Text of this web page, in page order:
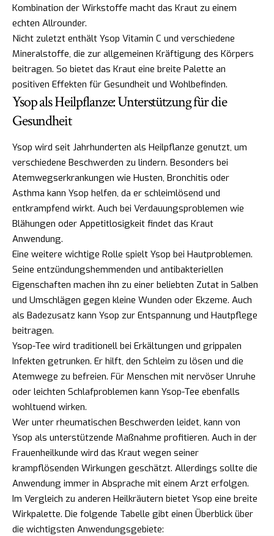
Kombination der Wirkstoffe macht das Kraut zu einem
echten Allrounder.
Nicht zuletzt enthält Ysop Vitamin C und verschiedene
Mineralstoffe, die zur allgemeinen Kräftigung des Körpers
beitragen. So bietet das Kraut eine breite Palette an
positiven Effekten für Gesundheit und Wohlbefinden.
Ysop als Heilpflanze: Unterstützung für die
Gesundheit
Ysop wird seit Jahrhunderten als Heilpflanze genutzt, um
verschiedene Beschwerden zu lindern. Besonders bei
Atemwegserkrankungen wie Husten, Bronchitis oder
Asthma kann Ysop helfen, da er schleimlösend und
entkrampfend wirkt. Auch bei Verdauungsproblemen wie
Blähungen oder Appetitlosigkeit findet das Kraut
Anwendung.
Eine weitere wichtige Rolle spielt Ysop bei Hautproblemen.
Seine entzündungshemmenden und antibakteriellen
Eigenschaften machen ihn zu einer beliebten Zutat in Salben
und Umschlägen gegen kleine Wunden oder Ekzeme. Auch
als Badezusatz kann Ysop zur Entspannung und Hautpflege
beitragen.
Ysop-Tee wird traditionell bei Erkältungen und grippalen
Infekten getrunken. Er hilft, den Schleim zu lösen und die
Atemwege zu befreien. Für Menschen mit nervöser Unruhe
oder leichten Schlafproblemen kann Ysop-Tee ebenfalls
wohltuend wirken.
Wer unter rheumatischen Beschwerden leidet, kann von
Ysop als unterstützende Maßnahme profitieren. Auch in der
Frauenheilkunde wird das Kraut wegen seiner
krampflösenden Wirkungen geschätzt. Allerdings sollte die
Anwendung immer in Absprache mit einem Arzt erfolgen.
Im Vergleich zu anderen Heilkräutern bietet Ysop eine breite
Wirkpalette. Die folgende Tabelle gibt einen Überblick über
die wichtigsten Anwendungsgebiete: